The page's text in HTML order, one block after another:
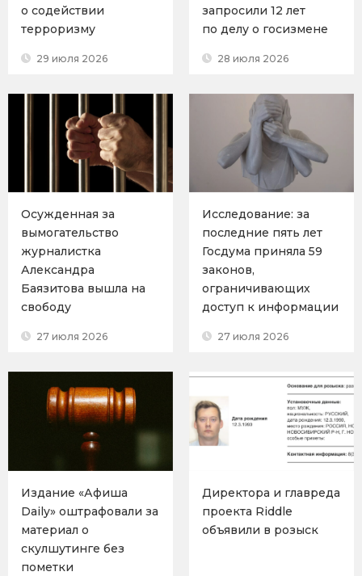
о содействии
терроризму
29 июля 2026
запросили 12 лет
по делу о госизмене
28 июля 2026
Осужденная за
вымогательство
журналистка
Александра
Баязитова вышла на
свободу
27 июля 2026
Исследование: за
последние пять лет
Госдума приняла 59
законов,
ограничивающих
доступ к информации
27 июля 2026
Издание «Афиша
Daily» оштрафовали за
материал о
скулшутинге без
пометки
Директора и главреда
проекта Riddle
объявили в розыск